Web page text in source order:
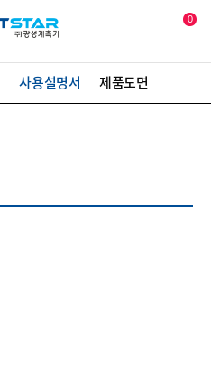
0
사용설명서 제품도면